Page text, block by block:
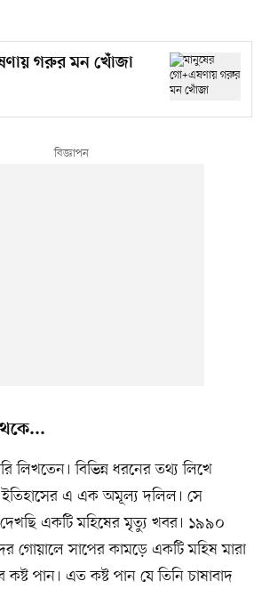
গরুর মন খোঁজা
লিখতেন। বিভিন্ন ধরনের তথ্য লিখে
ইতিহাসের এ এক অমূল্য দলিল। সে
দেখছি একটি মহিষের মৃত্যু খবর। ১৯৯০
গোয়ালে সাপের কামড়ে একটি মহিষ মারা
পান। এত কষ্ট পান যে তিনি চাষাবাদ